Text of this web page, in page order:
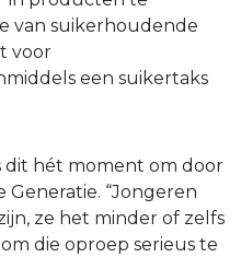
van suikerhoudende
voor
een suikertaks
dit hét moment om door
“Jongeren
ze het minder of zelfs
die oproep serieus te